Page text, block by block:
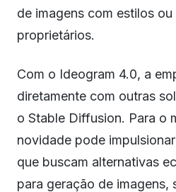
de imagens com estilos
proprietários.
Com o Ideogram 4.0, a
diretamente com outras
o Stable Diffusion. Para o
novidade pode
que buscam alternativas
para geração de imagens,